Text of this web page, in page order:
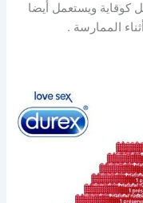
كوقاية ويستعمل أيضا
الممارسة .